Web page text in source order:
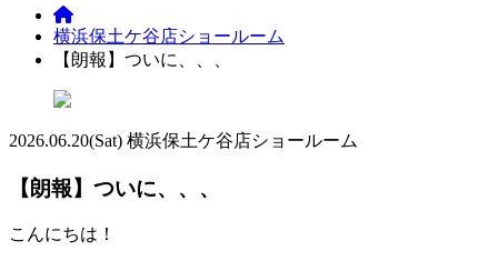
横浜保土ケ谷店ショールーム
【朗報】ついに、、、
2026.06.20(Sat) 横浜保土ケ谷店ショールーム
【朗報】ついに、、、
こんにちは！